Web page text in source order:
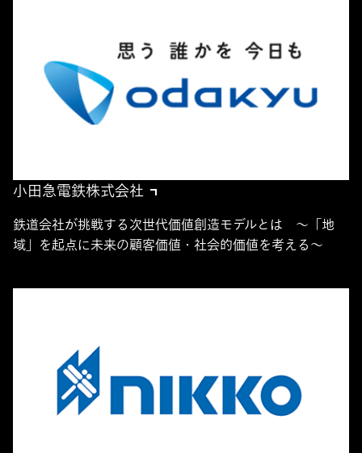
小田急電鉄株式会社
鉄道会社が挑戦する次世代価値創造モデルとは ～「地
域」を起点に未来の顧客価値・社会的価値を考える～